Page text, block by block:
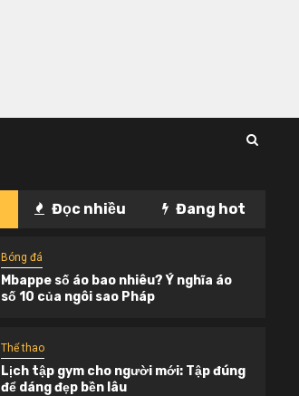
Bóng đá
Đọc nhiều Đang hot
Bóng đá
Mbappe số áo bao nhiêu? Ý nghĩa áo
số 10 của ngôi sao Pháp
Thể thao
Lịch tập gym cho người mới: Tập đúng
để dáng đẹp bền lâu